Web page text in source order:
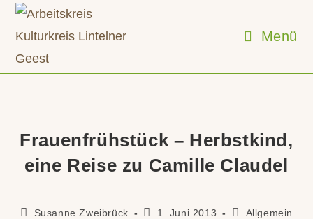
Zum
springen
Menü
Frauenfrühstück – Herbstkind,
eine Reise zu Camille Claudel
Beitrags-
Susanne Zweibrück
Beitrag
1. Juni 2013
Beitrags-
Allgemein